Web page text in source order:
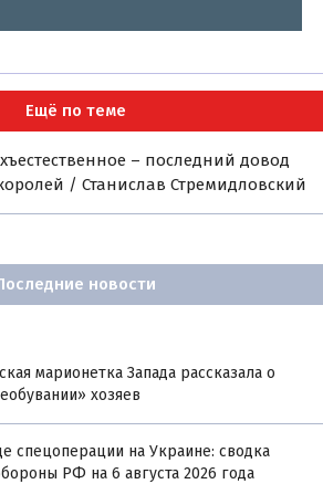
Ещё по теме
– последний довод
/ Станислав Стремидловский
новости
марионетка Запада рассказала о
хозяев
спецоперации на Украине: сводка
РФ на 6 августа 2026 года